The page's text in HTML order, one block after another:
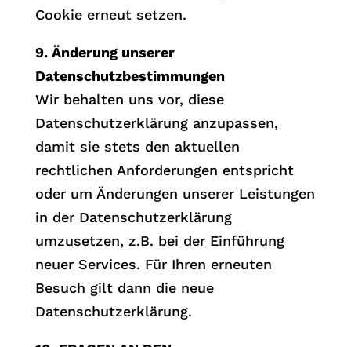
Cookie erneut setzen.
9. Änderung unserer
Datenschutzbestimmungen
Wir behalten uns vor, diese
Datenschutzerklärung anzupassen,
damit sie stets den aktuellen
rechtlichen Anforderungen entspricht
oder um Änderungen unserer Leistungen
in der Datenschutzerklärung
umzusetzen, z.B. bei der Einführung
neuer Services. Für Ihren erneuten
Besuch gilt dann die neue
Datenschutzerklärung.